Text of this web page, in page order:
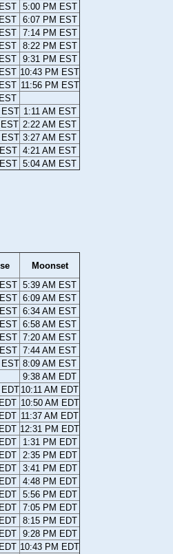
5:00 PM EST
6:07 PM EST
7:14 PM EST
8:22 PM EST
9:31 PM EST
10:43 PM EST
11:56 PM EST
1:11 AM EST
2:22 AM EST
3:27 AM EST
4:21 AM EST
5:04 AM EST
Moonset
5:39 AM EST
6:09 AM EST
6:34 AM EST
6:58 AM EST
7:20 AM EST
7:44 AM EST
8:09 AM EST
9:38 AM EDT
10:11 AM EDT
10:50 AM EDT
11:37 AM EDT
12:31 PM EDT
1:31 PM EDT
2:35 PM EDT
3:41 PM EDT
4:48 PM EDT
5:56 PM EDT
7:05 PM EDT
8:15 PM EDT
9:28 PM EDT
10:43 PM EDT